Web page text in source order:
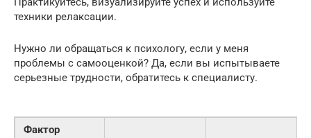
техники релаксации.
Нужно ли обращаться к психологу, если у меня
проблемы с самооценкой? Да, если вы испытываете
серьезные трудности, обратитесь к специалисту.
Фактор